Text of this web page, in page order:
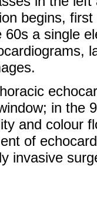
begins,
60s a single
in the
and colour
of
invasive